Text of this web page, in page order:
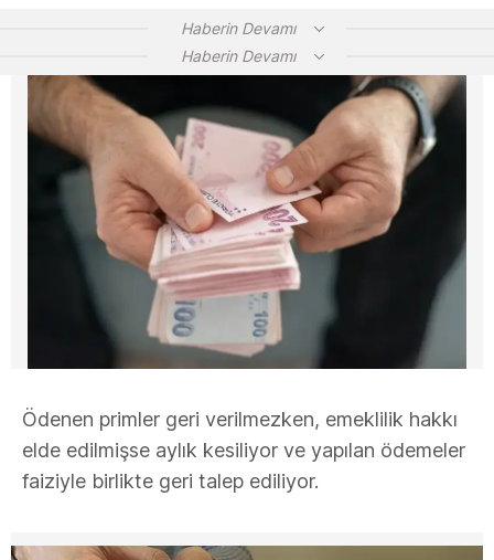
Haberin Devamı
Haberin Devamı
Ödenen primler geri verilmezken, emeklilik hakkı
elde edilmişse aylık kesiliyor ve yapılan ödemeler
faiziyle birlikte geri talep ediliyor.